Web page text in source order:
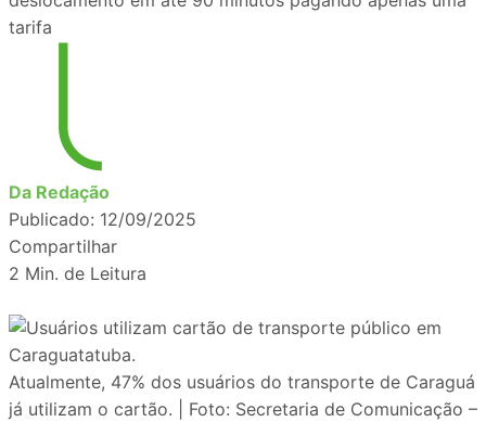
tarifa
Da Redação
Publicado: 12/09/2025
Compartilhar
2 Min. de Leitura
Atualmente, 47% dos usuários do transporte de Caraguá
já utilizam o cartão. | Foto: Secretaria de Comunicação –